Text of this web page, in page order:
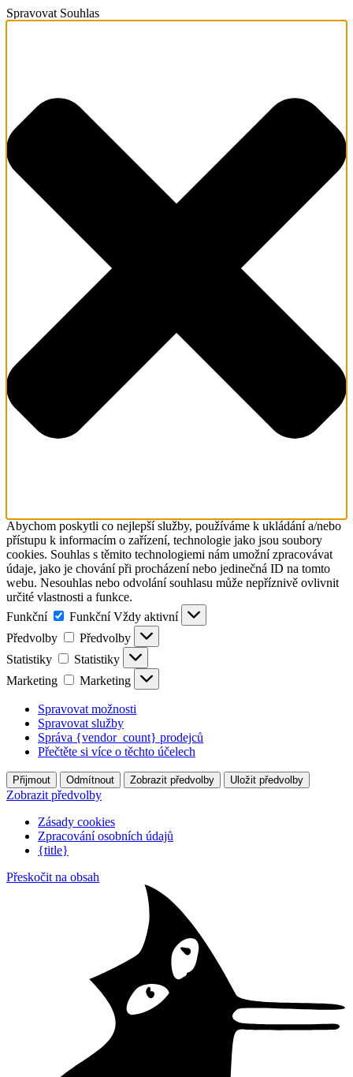
Spravovat Souhlas
Abychom poskytli co nejlepší služby, používáme k ukládání a/nebo
přístupu k informacím o zařízení, technologie jako jsou soubory
cookies. Souhlas s těmito technologiemi nám umožní zpracovávat
údaje, jako je chování při procházení nebo jedinečná ID na tomto
webu. Nesouhlas nebo odvolání souhlasu může nepříznivě ovlivnit
určité vlastnosti a funkce.
Funkční
Funkční Vždy aktivní
Předvolby
Předvolby
Statistiky
Statistiky
Marketing
Marketing
Spravovat možnosti
Spravovat služby
Správa {vendor_count} prodejců
Přečtěte si více o těchto účelech
Přijmout Odmítnout Zobrazit předvolby Uložit předvolby
Zobrazit předvolby
Zásady cookies
Zpracování osobních údajů
{title}
Přeskočit na obsah